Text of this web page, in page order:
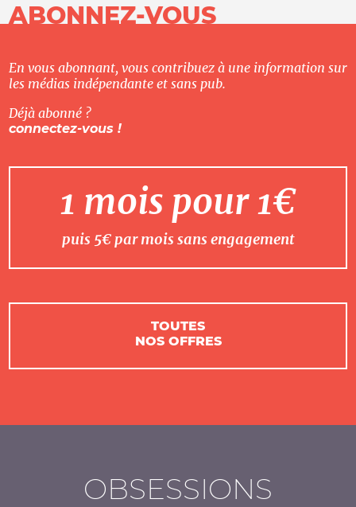
ABONNEZ-VOUS
En vous abonnant, vous contribuez à une information sur
les médias indépendante et sans pub.
Déjà abonné ?
connectez-vous !
1 mois pour 1€
puis 5€ par mois sans engagement
TOUTES
NOS OFFRES
OBSESSIONS